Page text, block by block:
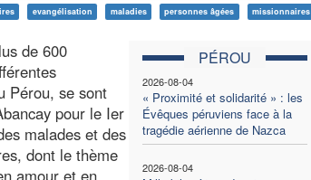
evangélisation maladies personnes âgées missionnaires
PÉROU
2026-08-04
« Proximité et solidarité » : les
Évêques péruviens face à la
tragédie aérienne de Nazca
2026-08-04
de 600
Pérou, se sont
pour le Ier
malades et des
dont le thème
amour et en